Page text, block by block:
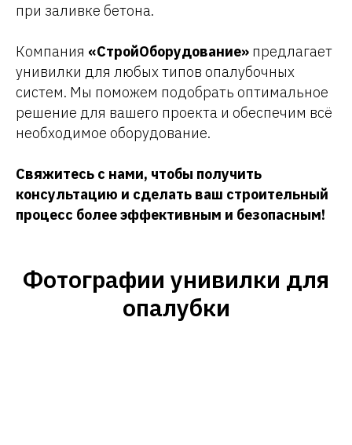
при заливке бетона.
Компания «СтройОборудование» предлагает
унивилки для любых типов опалубочных
систем. Мы поможем подобрать оптимальное
решение для вашего проекта и обеспечим всё
необходимое оборудование.
Свяжитесь с нами, чтобы получить
консультацию и сделать ваш строительный
процесс более эффективным и безопасным!
Фотографии унивилки для
опалубки